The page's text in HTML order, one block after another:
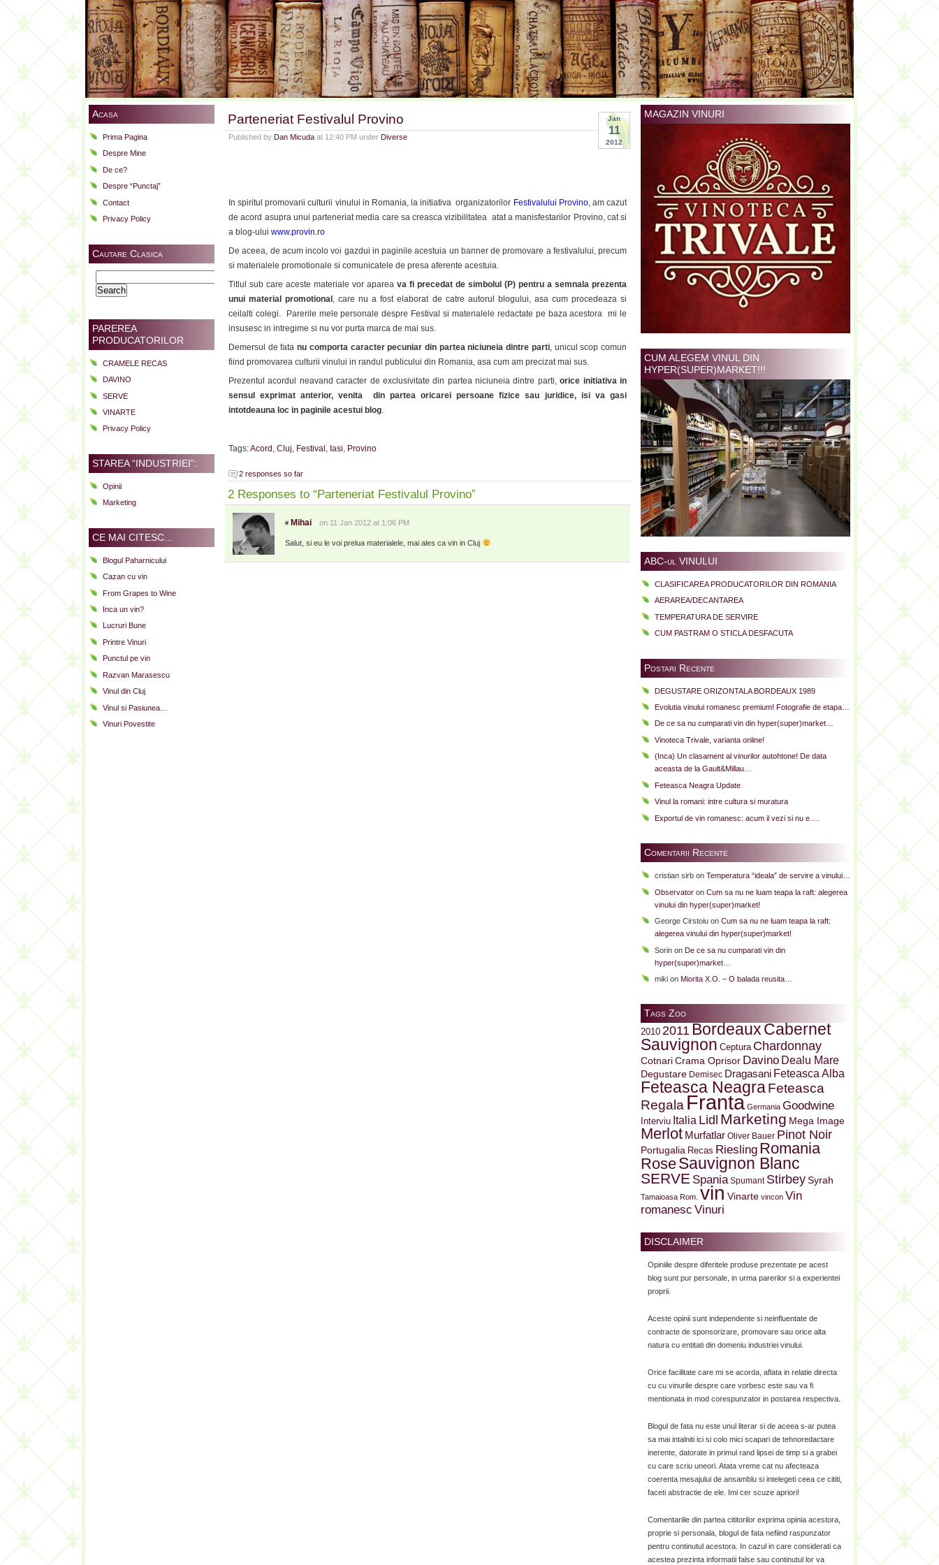
Acasa
Prima Pagina
Despre Mine
De ce?
Despre “Punctaj”
Contact
Privacy Policy
Cautare Clasica
for:
PAREREA
PRODUCATORILOR
CRAMELE RECAS
DAVINO
SERVE
VINARTE
Privacy Policy
STAREA “INDUSTRIEI”:
Opinii
Marketing
CE MAI CITESC...
Blogul Paharnicului
Cazan cu vin
From Grapes to Wine
Inca un vin?
Lucruri Bune
Printre Vinuri
Punctul pe vin
Razvan Marasescu
Vinul din Cluj
Vinul si Pasiunea…
Vinuri Povestite
Jan
11
2012
Parteneriat Festivalul Provino
Published by Dan Micuda at 12:40 PM under Diverse
In spiritul promovarii culturii vinului in Romania, la initiativa organizatorilor Festivalului Provino, am cazut
de acord asupra unui parteneriat media care sa creasca vizibilitatea atat a manisfestarilor Provino, cat si
a blog-ului www.provin.ro
De aceea, de acum incolo voi gazdui in paginile acestuia un banner de promovare a festivalului, precum
si materialele promotionale si comunicatele de presa aferente acestuia.
Titlul sub care aceste materiale vor aparea va fi precedat de simbolul (P) pentru a semnala prezenta
unui material promotional , care nu a fost elaborat de catre autorul blogului, asa cum procedeaza si
ceilalti colegi. Parerile mele personale despre Festival si materialele redactate pe baza acestora mi le
insusesc in intregime si nu vor purta marca de mai sus.
Demersul de fatanu comporta caracter pecuniar din partea niciuneia dintre parti, unicul scop comun
fiind promovarea culturii vinului in randul publicului din Romania, asa cum am precizat mai sus.
Prezentul acordul neavand caracter de exclusivitate din partea niciuneia dintre parti,orice initiativa in
sensul exprimat anterior, venita din partea oricarei persoane fizice sau juridice, isi va gasi
intotdeauna loc in paginile acestui blog.
Tags:Acord Cluj Festival Iasi Provino
2 responses so far
2 Responses to “Parteneriat Festivalul Provino”
# Mihai on 11 Jan 2012 at 1:06 PM
Salut, si eu le voi prelua materialele, mai ales ca vin in Cluj
MAGAZIN VINURI
CUM ALEGEM VINUL DIN
HYPER(SUPER)MARKET!!!
ABC-ul VINULUI
CLASIFICAREA PRODUCATORILOR DIN ROMANIA
AERAREA/DECANTAREA
TEMPERATURA DE SERVIRE
CUM PASTRAM O STICLA DESFACUTA
Postari Recente
DEGUSTARE ORIZONTALA BORDEAUX 1989
Evolutia vinului romanesc premium! Fotografie de etapa…
De ce sa nu cumparati vin din hyper(super)market…
Vinoteca Trivale, varianta online!
(Inca) Un clasament al vinurilor autohtone! De data
aceasta de la Gault&Millau…
Feteasca Neagra Update
Vinul la romani: intre cultura si muratura
Exportul de vin romanesc: acum il vezi si nu e….
Comentarii Recente
cristian sirb on Temperatura “ideala” de servire a vinului…
Observator on Cum sa nu ne luam teapa la raft: alegerea
vinului din hyper(super)market!
George Cirstoiu on Cum sa nu ne luam teapa la raft:
alegerea vinului din hyper(super)market!
Sorin on De ce sa nu cumparati vin din
hyper(super)market…
miki on Miorita X.O. – O balada reusita…
Tags Zoo
2010 2011 BordeauxCabernet
Sauvignon Ceptura Chardonnay
Cotnari Crama Oprisor Davino Dealu Mare
Degustare Demisec Dragasani Feteasca Alba
Feteasca NeagraFeteasca
Regala Franta Germania Goodwine
Interviu Italia Lidl Marketing Mega Image
Merlot Murfatlar Oliver Bauer Pinot Noir
Portugalia Recas Riesling Romania
RoseSauvignon Blanc
SERVE Spania Spumant Stirbey Syrah
Tamaioasa Rom. vin Vinarte vincon Vin
romanesc Vinuri
DISCLAIMER
Opiniile despre diferitele produse prezentate pe acest
blog sunt pur personale, in urma parerilor si a experientei
proprii.
Aceste opinii sunt independente si neinfluentate de
contracte de sponsorizare, promovare sau orice alta
natura cu entitati din domeniu industriei vinului.
Orice facilitate care mi se acorda, aflata in relatie directa
cu cu vinurile despre care vorbesc este sau va fi
mentionata in mod corespunzator in postarea respectiva.
Blogul de fata nu este unul literar si de aceea s-ar putea
sa mai intalniti ici si colo mici scapari de tehnoredactare
inerente, datorate in primul rand lipsei de timp si a grabei
cu care scriu uneori. Atata vreme cat nu afecteaza
coerenta mesajului de ansamblu si intelegeti ceea ce cititi,
faceti abstractie de ele. Imi cer scuze apriori!
Comentariile din partea cititorilor exprima opinia acestora,
proprie si personala, blogul de fata nefiind raspunzator
pentru continutul acestora. In cazul in care considerati ca
acestea prezinta informatii false sau continutul lor va